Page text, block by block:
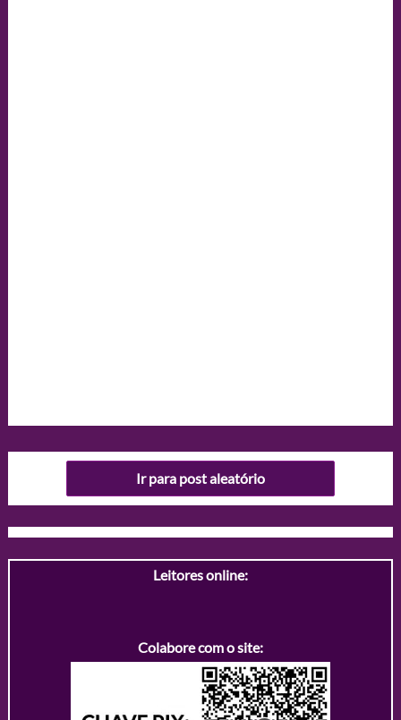
Ir para post aleatório
Leitores online:
Colabore com o site: